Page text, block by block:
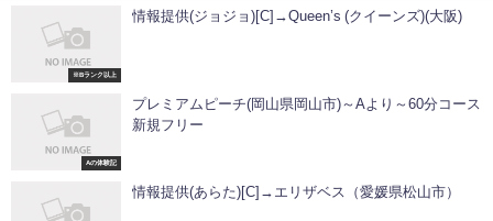
※Bランク以上
情報提供(ジョジョ)[C]→Queen’s (クイーンズ)(大阪)
Aの体験記
プレミアムピーチ(岡山県岡山市)～Aより～60分コース
新規フリー
情報提供(あらた)[C]→エリザベス（愛媛県松山市）